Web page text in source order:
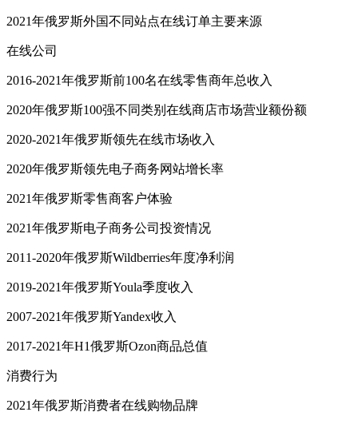
2021年俄罗斯外国不同站点在线订单主要来源
在线公司
2016-2021年俄罗斯前100名在线零售商年总收入
2020年俄罗斯100强不同类别在线商店市场营业额份额
2020-2021年俄罗斯领先在线市场收入
2020年俄罗斯领先电子商务网站增长率
2021年俄罗斯零售商客户体验
2021年俄罗斯电子商务公司投资情况
2011-2020年俄罗斯Wildberries年度净利润
2019-2021年俄罗斯Youla季度收入
2007-2021年俄罗斯Yandex收入
2017-2021年H1俄罗斯Ozon商品总值
消费行为
2021年俄罗斯消费者在线购物品牌